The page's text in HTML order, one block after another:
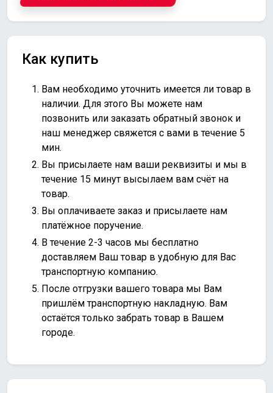
Как купить
Вам необходимо уточнить имеется ли товар в
наличии. Для этого Вы можете нам
позвонить или заказать обратный звонок и
наш менеджер свяжется с вами в течение 5
мин.
Вы присылаете нам ваши реквизиты и мы в
течение 15 минут высылаем вам счёт на
товар.
Вы оплачиваете заказ и присылаете нам
платёжное поручение.
В течение 2-3 часов мы бесплатно
доставляем Ваш товар в удобную для Вас
транспортную компанию.
После отгрузки вашего товара мы Вам
пришлём транспортную накладную. Вам
остаётся только забрать товар в Вашем
городе.